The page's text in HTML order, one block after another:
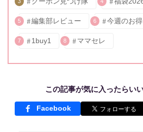
5 編集部レビュー 6 今週のお
7 1buy1 8 ママセレ
この記事が気に入ったらい
Facebook